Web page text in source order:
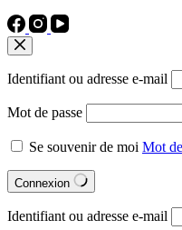
Identifiant ou adresse e-mail
Mot de passe
Se souvenir de moi Mot
Connexion
Identifiant ou adresse e-mail